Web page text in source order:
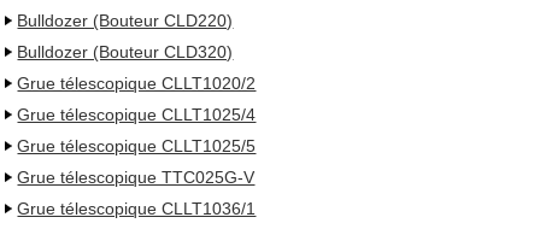
Bulldozer (Bouteur CLD220)
Bulldozer (Bouteur CLD320)
Grue télescopique CLLT1020/2
Grue télescopique CLLT1025/4
Grue télescopique CLLT1025/5
Grue télescopique TTC025G-V
Grue télescopique CLLT1036/1